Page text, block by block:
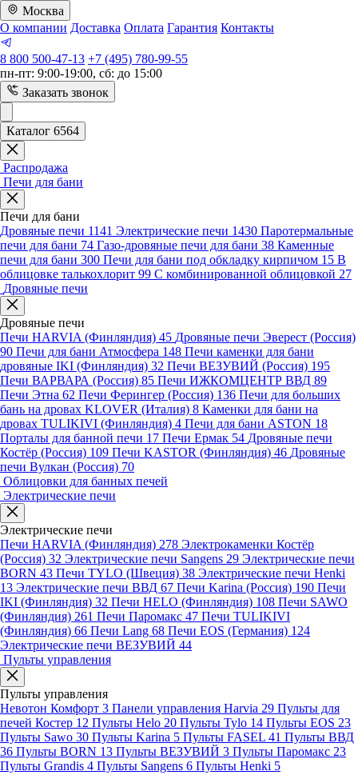
Москва
О компании Доставка Оплата Гарантия Контакты
8 800 500-47-13 +7 (495) 780-99-55
пн-пт: 9:00-19:00, сб: до 15:00
Заказать звонок
Каталог 6564
Распродажа
Печи для бани
Печи для бани
Дровяные печи 1141 Электрические печи 1430 Паротермальные
печи для бани 74 Газо-дровяные печи для бани 38 Каменные
печи для бани 300 Печи для бани под обкладку кирпичом 15 В
облицовке талькохлорит 99 С комбинированной облицовкой 27
Дровяные печи
Дровяные печи
Печи HARVIA (Финляндия) 45 Дровяные печи Эверест (Россия)
90 Печи для бани Атмосфера 148 Печи каменки для бани
дровяные IKI (Финляндия) 32 Печи ВЕЗУВИЙ (Россия) 195
Печи ВАРВАРА (Россия) 85 Печи ИЖКОМЦЕНТР ВВД 89
Печи Этна 62 Печи Ферингер (Россия) 136 Печи для больших
бань на дровах KLOVER (Италия) 8 Каменки для бани на
дровах TULIKIVI (Финляндия) 4 Печи для бани ASTON 18
Порталы для банной печи 17 Печи Ермак 54 Дровяные печи
Костёр (Россия) 109 Печи KASTOR (Финляндия) 46 Дровяные
печи Вулкан (Россия) 70
Облицовки для банных печей
Электрические печи
Электрические печи
Печи HARVIA (Финляндия) 278 Электрокаменки Костёр
(Россия) 32 Электрические печи Sangens 29 Электрические печи
BORN 43 Печи TYLO (Швеция) 38 Электрические печи Henki
13 Электрические печи ВВД 67 Печи Karina (Россия) 190 Печи
IKI (Финляндия) 32 Печи HELO (Финляндия) 108 Печи SAWO
(Финляндия) 261 Печи Паромакс 47 Печи TULIKIVI
(Финляндия) 66 Печи Lang 68 Печи EOS (Германия) 124
Электрические печи ВЕЗУВИЙ 44
Пульты управления
Пульты управления
Невотон Комфорт 3 Панели управления Harvia 29 Пульты для
печей Костер 12 Пульты Helo 20 Пульты Tylo 14 Пульты EOS 23
Пульты Sawo 30 Пульты Karina 5 Пульты FASEL 41 Пульты ВВД
36 Пульты BORN 13 Пульты ВЕЗУВИЙ 3 Пульты Паромакс 23
Пульты Grandis 4 Пульты Sangens 6 Пульты Henki 5